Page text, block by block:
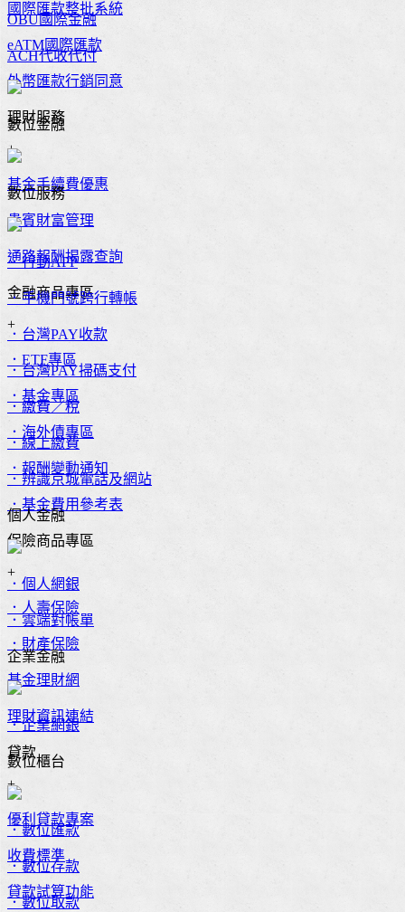
OBU國際金融
ACH代收代付
數位金融
數位服務
．行動APP
．手機門號跨行轉帳
．台灣PAY收款
．台灣PAY掃碼支付
．繳費／稅
．線上繳費
．辨識京城電話及網站
個人金融
．個人網銀
．雲端對帳單
企業金融
．企業網銀
數位櫃台
．數位匯款
．數位存款
．數位取款
國際匯款整批系統
eATM國際匯款
外幣匯款行銷同意
理財服務
+
基金手續費優惠
貴賓財富管理
通路報酬揭露查詢
金融商品專區
+
．ETF專區
．基金專區
．海外債專區
．報酬變動通知
．基金費用參考表
保險商品專區
+
．人壽保險
．財產保險
基金理財網
理財資訊連結
貸款
+
優利貸款專案
收費標準
貸款試算功能